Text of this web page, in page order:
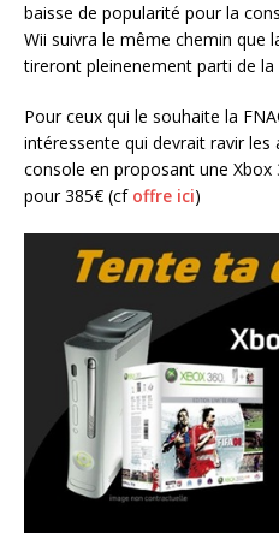
baisse de popularité pour la
Wii suivra le même chemin que
tireront pleinenement parti de la
Pour ceux qui le souhaite la
intéressente qui devrait ravir
console en proposant une Xbox
pour 385€ (cf offre ici)